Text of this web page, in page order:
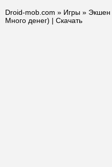
Droid-mob.com » Игры » Экшен
Много денег) | Скачать